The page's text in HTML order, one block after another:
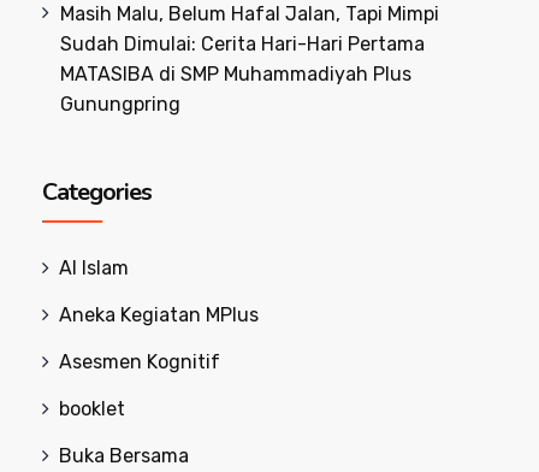
Masih Malu, Belum Hafal Jalan, Tapi Mimpi
Sudah Dimulai: Cerita Hari-Hari Pertama
MATASIBA di SMP Muhammadiyah Plus
Gunungpring
Categories
Al Islam
Aneka Kegiatan MPlus
Asesmen Kognitif
booklet
Buka Bersama